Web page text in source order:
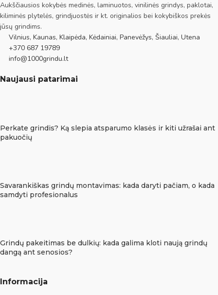
Aukščiausios kokybės medinės, laminuotos, vinilinės grindys, paklotai,
kiliminės plytelės, grindjuostės ir kt. originalios bei kokybiškos prekės
jūsų grindims.
Vilnius, Kaunas, Klaipėda, Kėdainiai, Panevėžys, Šiauliai, Utena
+370 687 19789
info@1000grindu.lt
Naujausi patarimai
Perkate grindis? Ką slepia atsparumo klasės ir kiti užrašai ant
pakuočių
Savarankiškas grindų montavimas: kada daryti pačiam, o kada
samdyti profesionalus
Grindų pakeitimas be dulkių: kada galima kloti naują grindų
dangą ant senosios?
Informacija